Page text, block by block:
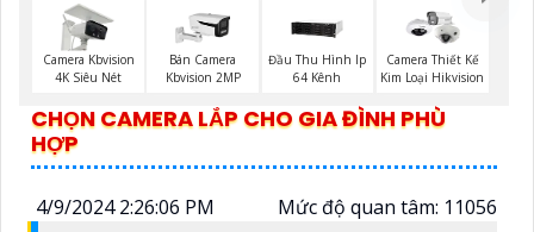
Camera Kbvision
4K Siêu Nét
Bán Camera
Kbvision 2MP
Đầu Thu Hình Ip
64 Kênh
Camera Thiết Kế
Kim Loại Hikvision
CHỌN CAMERA LẮP CHO GIA ĐÌNH PHÙ
HỢP
4/9/2024 2:26:06 PM Mức độ quan tâm: 11056